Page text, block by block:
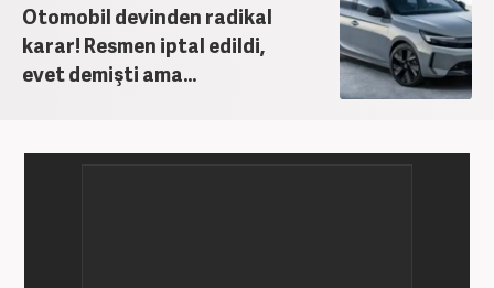
Otomobil devinden radikal
karar! Resmen iptal edildi,
evet demişti ama...